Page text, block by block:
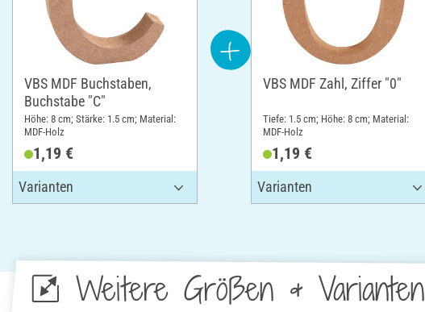
VBS MDF Buchstaben,
Buchstabe "C"
Höhe: 8 cm; Stärke: 1.5 cm; Material:
MDF-Holz
1,19 €
VBS MDF Zahl, Ziffer "0"
Tiefe: 1.5 cm; Höhe: 8 cm; Material:
MDF-Holz
1,19 €
Weitere Größen & Varianten